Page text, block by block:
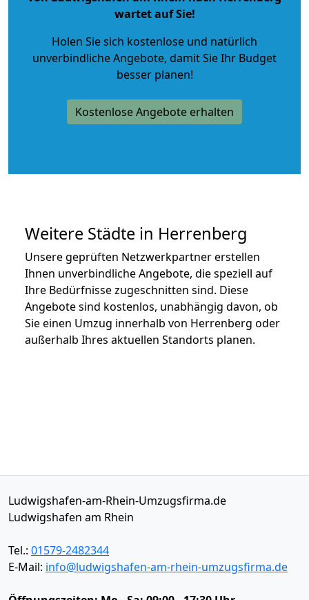
wartet auf Sie!
Holen Sie sich kostenlose und natürlich
unverbindliche Angebote, damit Sie Ihr Budget
besser planen!
Kostenlose Angebote erhalten
Weitere Städte in Herrenberg
Unsere geprüften Netzwerkpartner erstellen
Ihnen unverbindliche Angebote, die speziell auf
Ihre Bedürfnisse zugeschnitten sind. Diese
Angebote sind kostenlos, unabhängig davon, ob
Sie einen Umzug innerhalb von Herrenberg oder
außerhalb Ihres aktuellen Standorts planen.
Ludwigshafen-am-Rhein-Umzugsfirma.de
Ludwigshafen am Rhein
Tel.: 01579-2482344
E-Mail: info@ludwigshafen-am-rhein-umzugsfirma.de